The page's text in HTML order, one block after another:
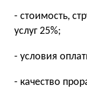
- стоимость,
услуг 25%;
- условия
- качество